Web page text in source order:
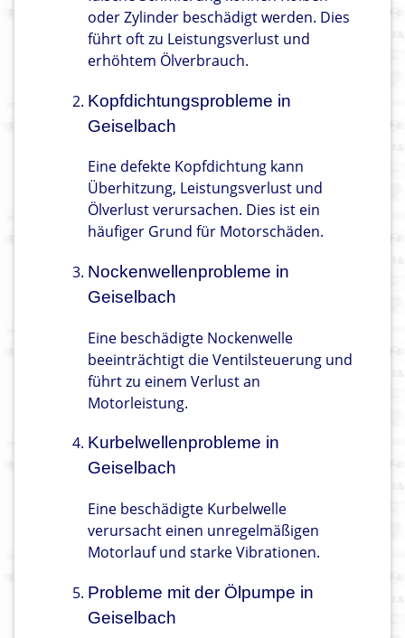
oder Zylinder beschädigt werden. Dies
führt oft zu Leistungsverlust und
erhöhtem Ölverbrauch.
Kopfdichtungsprobleme in
Geiselbach
Eine defekte Kopfdichtung kann
Überhitzung, Leistungsverlust und
Ölverlust verursachen. Dies ist ein
häufiger Grund für Motorschäden.
Nockenwellenprobleme in
Geiselbach
Eine beschädigte Nockenwelle
beeinträchtigt die Ventilsteuerung und
führt zu einem Verlust an
Motorleistung.
Kurbelwellenprobleme in
Geiselbach
Eine beschädigte Kurbelwelle
verursacht einen unregelmäßigen
Motorlauf und starke Vibrationen.
Probleme mit der Ölpumpe in
Geiselbach